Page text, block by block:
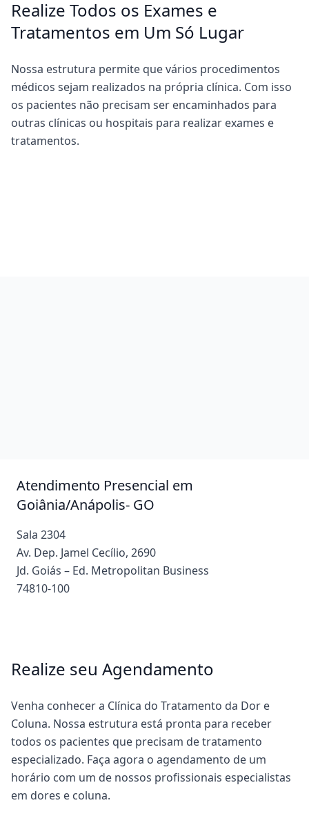
Realize Todos os Exames e
Tratamentos em Um Só Lugar
Nossa estrutura permite que vários procedimentos
médicos sejam realizados na própria clínica. Com isso
os pacientes não precisam ser encaminhados para
outras clínicas ou hospitais para realizar exames e
tratamentos.
Atendimento Presencial em
Goiânia/Anápolis- GO
Sala 2304
Av. Dep. Jamel Cecílio, 2690
Jd. Goiás – Ed. Metropolitan Business
74810-100
Realize seu Agendamento
Venha conhecer a Clínica do Tratamento da Dor e
Coluna. Nossa estrutura está pronta para receber
todos os pacientes que precisam de tratamento
especializado. Faça agora o agendamento de um
horário com um de nossos profissionais especialistas
em dores e coluna.